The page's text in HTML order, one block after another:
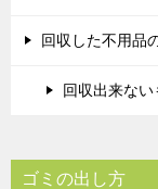
回収した不用品
回収出来ない
ゴミの出し方